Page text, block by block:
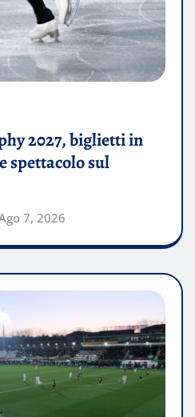
2027, biglietti in
spettacolo sul
7, 2026